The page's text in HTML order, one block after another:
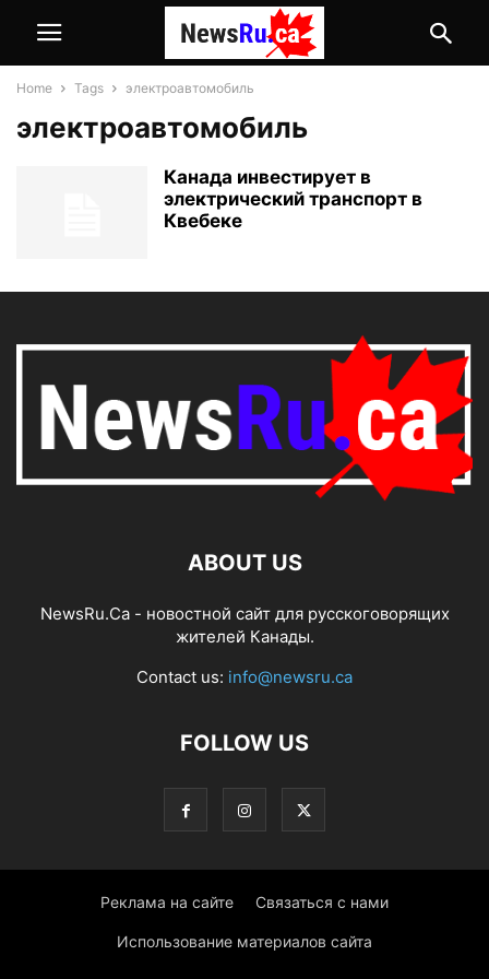
Home Tags электроавтомобиль
электроавтомобиль
Канада инвестирует в
электрический транспорт в
Квебеке
ABOUT US
NewsRu.Ca - новостной сайт для русскоговорящих
жителей Канады.
Contact us: info@newsru.ca
FOLLOW US
Реклама на сайте Связаться с нами
Использование материалов сайта